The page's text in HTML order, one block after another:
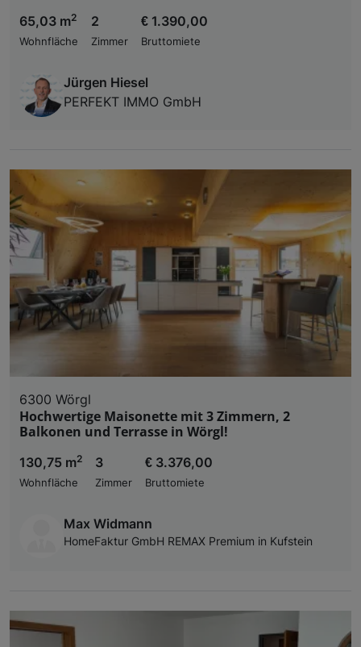
65,03 m2
Wohnfläche
2
Zimmer
€ 1.390,00
Bruttomiete
Jürgen Hiesel
PERFEKT IMMO GmbH
6300 Wörgl
Hochwertige Maisonette mit 3 Zimmern, 2
Balkonen und Terrasse in Wörgl!
130,75 m2
Wohnfläche
3
Zimmer
€ 3.376,00
Bruttomiete
Max Widmann
HomeFaktur GmbH REMAX Premium in Kufstein